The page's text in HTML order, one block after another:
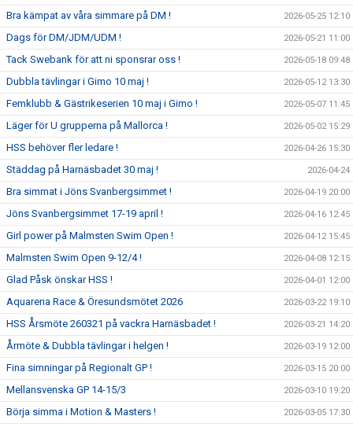
Bra kämpat av våra simmare på DM ! 2026-05-25 12:10
Dags för DM/JDM/UDM ! 2026-05-21 11:00
Tack Swebank för att ni sponsrar oss ! 2026-05-18 09:48
Dubbla tävlingar i Gimo 10 maj ! 2026-05-12 13:30
Femklubb & Gästrikeserien 10 maj i Gimo ! 2026-05-07 11:45
Läger för U grupperna på Mallorca ! 2026-05-02 15:29
HSS behöver fler ledare ! 2026-04-26 15:30
Städdag på Harnäsbadet 30 maj ! 2026-04-24
Bra simmat i Jöns Svanbergsimmet ! 2026-04-19 20:00
Jöns Svanbergsimmet 17-19 april ! 2026-04-16 12:45
Girl power på Malmsten Swim Open ! 2026-04-12 15:45
Malmsten Swim Open 9-12/4 ! 2026-04-08 12:15
Glad Påsk önskar HSS ! 2026-04-01 12:00
Aquarena Race & Öresundsmötet 2026 2026-03-22 19:10
HSS Årsmöte 260321 på vackra Harnäsbadet ! 2026-03-21 14:20
Årmöte & Dubbla tävlingar i helgen ! 2026-03-19 12:00
Fina simningar på Regionalt GP ! 2026-03-15 20:00
Mellansvenska GP 14-15/3 2026-03-10 19:20
Börja simma i Motion & Masters ! 2026-03-05 17:30